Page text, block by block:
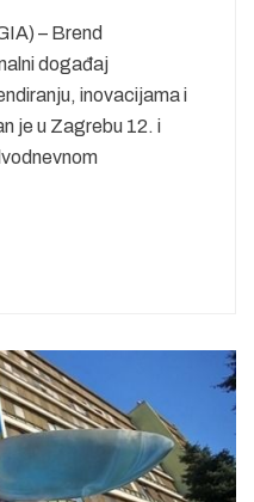
– Brend
događaj
inovacijama i
je u Zagrebu 12. i